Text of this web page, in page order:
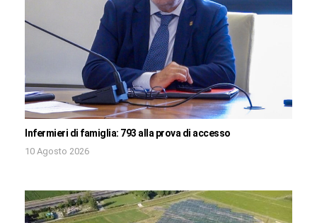
Infermieri di famiglia: 793 alla prova di accesso
10 Agosto 2026